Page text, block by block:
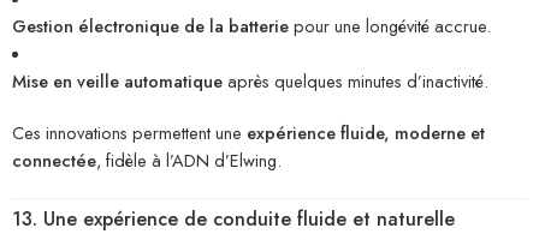
Gestion électronique de la batteriepour une longévité accrue.
Mise en veille automatiqueaprès quelques minutes d’inactivité.
Ces innovations permettent une expérience fluide, moderne et
connectée, fidèle à l’ADN d’Elwing.
13. Une expérience de conduite fluide et naturelle